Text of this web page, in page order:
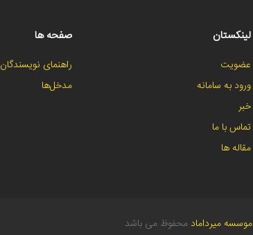
لینکستان
عضویت
ورود به سامانه
خبر
تماس با ما
مقاله ها
صفحه ها
راهنمای نویسندگان
مدخل‌ها
موسسه میرداماد محفوظ می باشد